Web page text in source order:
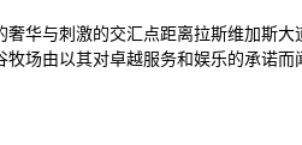
华与刺激的交汇点距离拉斯维加斯
场由以其对卓越服务和娱乐的承诺